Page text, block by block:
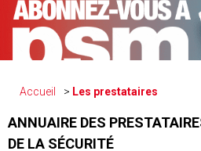
Accueil Les prestataires
ANNUAIRE DES
DE LA SÉCURITÉ